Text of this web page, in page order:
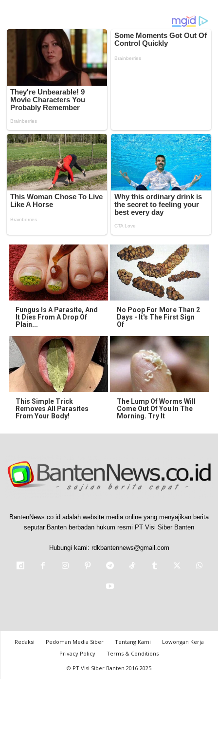
Fungus Is A Parasite, And
It Dies From A Drop Of
Plain...
No Poop For More Than 2
Days - It's The First Sign
Of
This Simple Trick
Removes All Parasites
From Your Body!
The Lump Of Worms Will
Come Out Of You In The
Morning. Try It
BantenNews.co.id adalah website media online yang menyajikan berita
seputar Banten berbadan hukum resmi PT Visi Siber Banten
Hubungi kami: rdkbantennews@gmail.com
Redaksi Pedoman Media Siber Tentang Kami
Lowongan Kerja
Privacy Policy
Terms & Conditions
© PT Visi Siber Banten 2016-2025